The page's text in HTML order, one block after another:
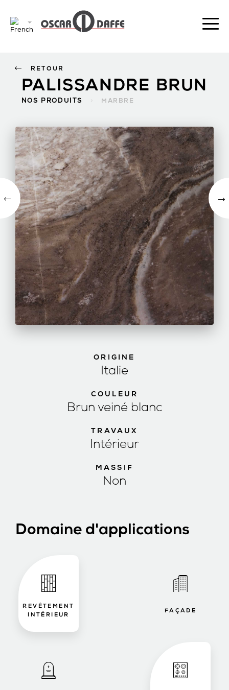
PALISSANDRE BRUN
NOS PRODUITS MARBRE
RETOUR
ORIGINE
Italie
COULEUR
Brun veiné blanc
TRAVAUX
Intérieur
MASSIF
Non
Domaine d'applications
REVÊTEMENT
INTÉRIEUR
FAÇADE